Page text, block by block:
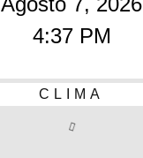
4:37 PM
CLIMA